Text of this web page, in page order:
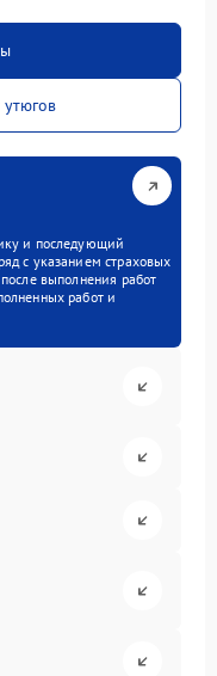
и последующий
с указанием страховых
выполнения работ
работ и